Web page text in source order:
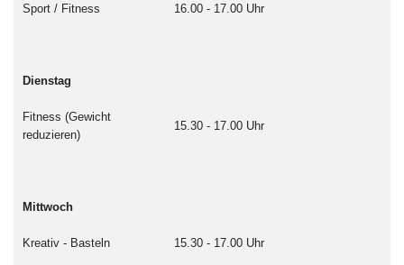
Sport / Fitness 16.00 - 17.00 Uhr
Dienstag
Fitness (Gewicht
reduzieren)
15.30 - 17.00 Uhr
Mittwoch
Kreativ - Basteln 15.30 - 17.00 Uhr